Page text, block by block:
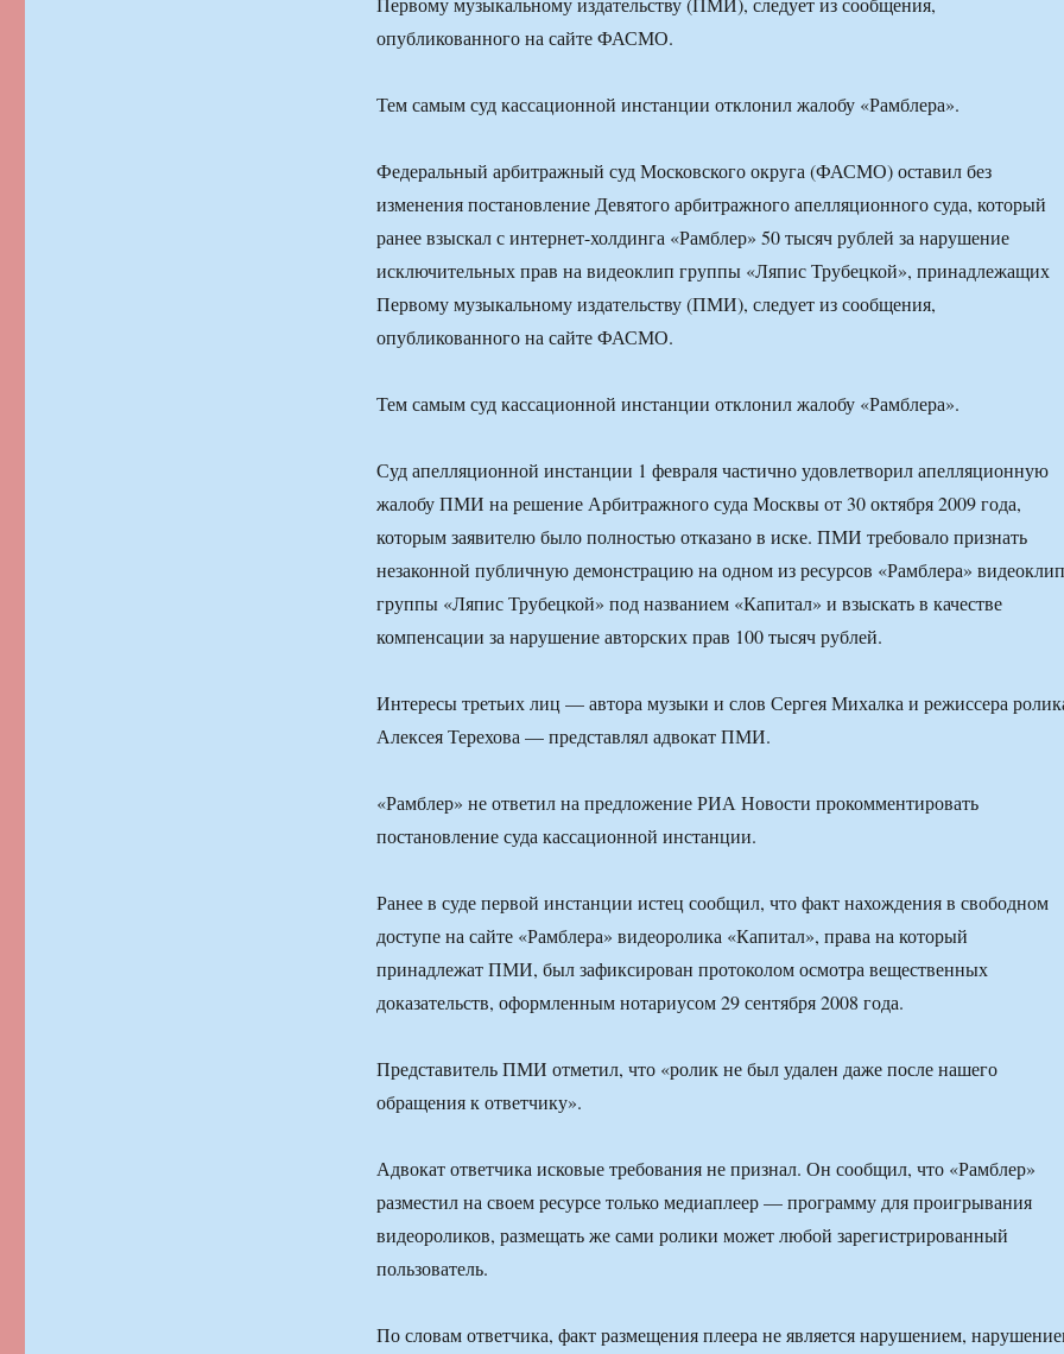
опубликованного на сайте ФАСМО.
Тем самым суд кассационной инстанции отклонил жалобу «Рамблера».
Федеральный арбитражный суд Московского округа (ФАСМО) оставил без
изменения постановление Девятого арбитражного апелляционного суда, который
ранее взыскал с интернет-холдинга «Рамблер» 50 тысяч рублей за нарушение
исключительных прав на видеоклип группы «Ляпис Трубецкой», принадлежащих
Первому музыкальному издательству (ПМИ), следует из сообщения,
опубликованного на сайте ФАСМО.
Тем самым суд кассационной инстанции отклонил жалобу «Рамблера».
Суд апелляционной инстанции 1 февраля частично удовлетворил апелляционную
жалобу ПМИ на решение Арбитражного суда Москвы от 30 октября 2009 года,
которым заявителю было полностью отказано в иске. ПМИ требовало признать
незаконной публичную демонстрацию на одном из ресурсов «Рамблера»
группы «Ляпис Трубецкой» под названием «Капитал» и взыскать в качестве
компенсации за нарушение авторских прав 100 тысяч рублей.
Интересы третьих лиц — автора музыки и слов Сергея Михалка и режиссера
Алексея Терехова — представлял адвокат ПМИ.
«Рамблер» не ответил на предложение РИА Новости прокомментировать
постановление суда кассационной инстанции.
Ранее в суде первой инстанции истец сообщил, что факт нахождения в свободном
доступе на сайте «Рамблера» видеоролика «Капитал», права на который
принадлежат ПМИ, был зафиксирован протоколом осмотра вещественных
доказательств, оформленным нотариусом 29 сентября 2008 года.
Представитель ПМИ отметил, что «ролик не был удален даже после нашего
обращения к ответчику».
Адвокат ответчика исковые требования не признал. Он сообщил, что «Рамблер»
разместил на своем ресурсе только медиаплеер — программу для проигрывания
видеороликов, размещать же сами ролики может любой зарегистрированный
пользователь.
По словам ответчика, факт размещения плеера не является нарушением,